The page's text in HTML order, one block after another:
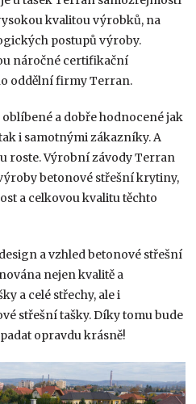
kvalitou výrobků, na
postupů výroby.
náročné certifikační
oddělní firmy Terran.
a dobře hodnocené jak
i samotnými zákazníky. A
roste. Výrobní závody Terran
betonové střešní krytiny,
a celkovou kvalitu těchto
a vzhled betonové střešní
nejen kvalitě a
a celé střechy, ale i
střešní tašky. Díky tomu bude
opravdu krásně!